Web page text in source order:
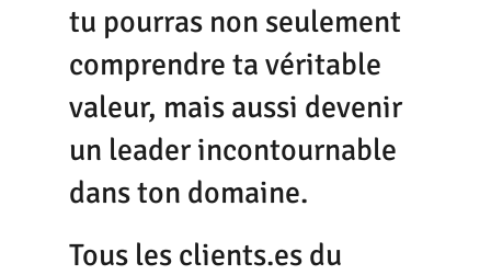
tu pourras non seulement
comprendre ta véritable
valeur, mais aussi devenir
un leader incontournable
dans ton domaine.
Tous les clients.es du